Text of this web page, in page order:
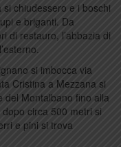
chiudessero e i boschi
e briganti. Da
di restauro, l’abbazia di
si imbocca via
Cristina a Mezzana si
del Montalbano fino alla
circa 500 metri si
e pini si trova